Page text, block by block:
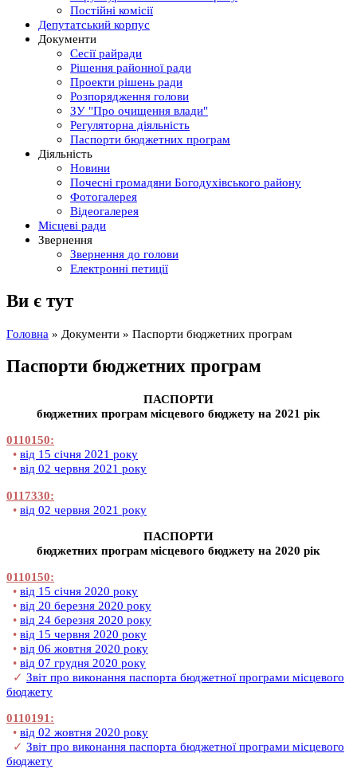
Постійні комісії
Депутатський корпус
Документи
Сесії райради
Рішення районної ради
Проекти рішень ради
Розпорядження голови
ЗУ "Про очищення влади"
Регуляторна діяльність
Паспорти бюджетних програм
Діяльність
Новини
Почесні громадяни Богодухівського району
Фотогалерея
Відеогалерея
Місцеві ради
Звернення
Звернення до голови
Електронні петиції
Ви є тут
Головна » Документи » Паспорти бюджетних програм
Паспорти бюджетних програм
ПАСПОРТИ
бюджетних програм місцевого бюджету на 2021 рік
0110150:
• від 15 січня 2021 року
• від 02 червня 2021 року
0117330:
• від 02 червня 2021 року
ПАСПОРТИ
бюджетних програм місцевого бюджету на 2020 рік
0110150:
• від 15 січня 2020 року
• від 20 березня 2020 року
• від 24 березня 2020 року
• від 15 червня 2020 року
• від 06 жовтня 2020 року
• від 07 грудня 2020 року
✓ Звіт про виконання паспорта бюджетної програми місцевого
бюджету
0110191:
• від 02 жовтня 2020 року
✓ Звіт про виконання паспорта бюджетної програми місцевого
бюджету